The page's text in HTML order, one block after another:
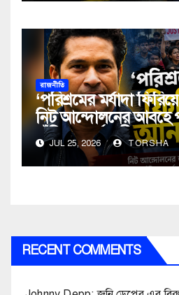
রাজনীতি
‘পরিশ্রমের মর্যাদা
নিট আন্দোলনের আবহে
দাঁড়িয়ে বার্তা শচীন
JUL 25, 2026 TORSHA
RECENT COMMENTS